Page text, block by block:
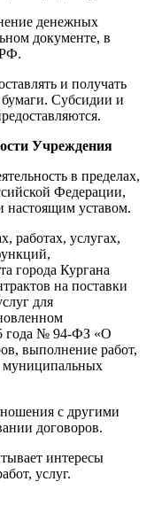
денежных
документе, в
и получать
Субсидии и
Учреждения
в пределах,
Федерации,
настоящим уставом.
работах, услугах,
города Кургана
на поставки
для
года № 94-ФЗ «О
выполнение работ,
муниципальных
с другими
договоров.
интересы
услуг.